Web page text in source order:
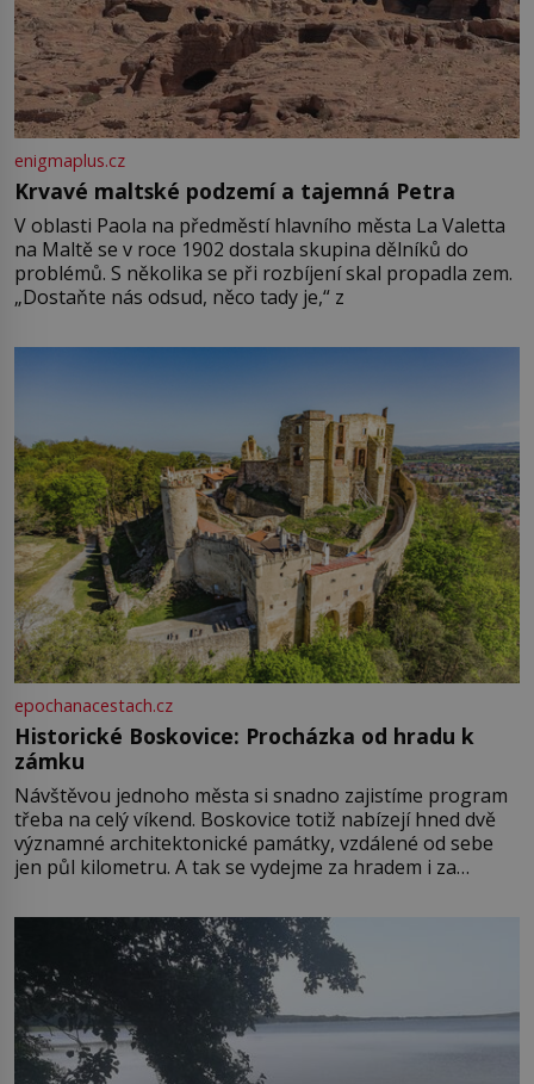
enigmaplus.cz
Krvavé maltské podzemí a tajemná Petra
V oblasti Paola na předměstí hlavního města La Valetta
na Maltě se v roce 1902 dostala skupina dělníků do
problémů. S několika se při rozbíjení skal propadla zem.
„Dostaňte nás odsud, něco tady je,“ z
epochanacestach.cz
Historické Boskovice: Procházka od hradu k
zámku
Návštěvou jednoho města si snadno zajistíme program
třeba na celý víkend. Boskovice totiž nabízejí hned dvě
významné architektonické památky, vzdálené od sebe
jen půl kilometru. A tak se vydejme za hradem i za
Boskovice na okraji Drahanské vrchoviny vznikla někdy
ve13. století, a už v roce 1313 kronikáři zaznamenali